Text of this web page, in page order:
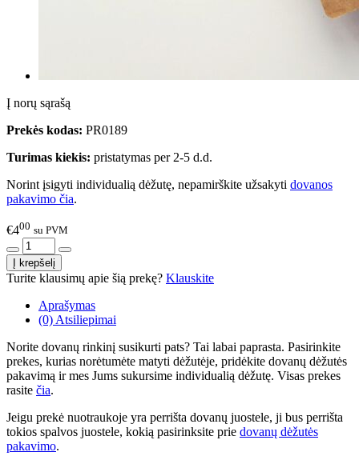
Į norų sąrašą
Prekės kodas: PR0189
Turimas kiekis: pristatymas per 2-5 d.d.
Norint įsigyti individualią dėžutę, nepamirškite užsakyti dovanos
pakavimo čia.
€400 su PVM
Turite klausimų apie šią prekę? Klauskite
Aprašymas
(0) Atsiliepimai
Norite dovanų rinkinį susikurti pats? Tai labai paprasta. Pasirinkite
prekes, kurias norėtumėte matyti dėžutėje, pridėkite dovanų dėžutės
pakavimą ir mes Jums sukursime individualią dėžutę. Visas prekes
rasite čia.
Jeigu prekė nuotraukoje yra perrišta dovanų juostele, ji bus perrišta
tokios spalvos juostele, kokią pasirinksite prie dovanų dėžutės
pakavimo.